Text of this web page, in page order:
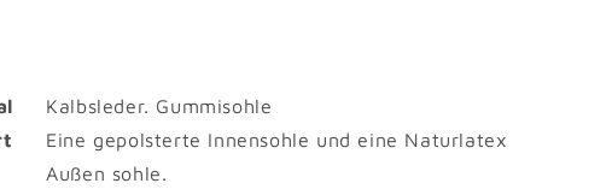
Kalbsleder. Gummisohle
Eine gepolsterte Innensohle und eine Naturlatex
Außen sohle.